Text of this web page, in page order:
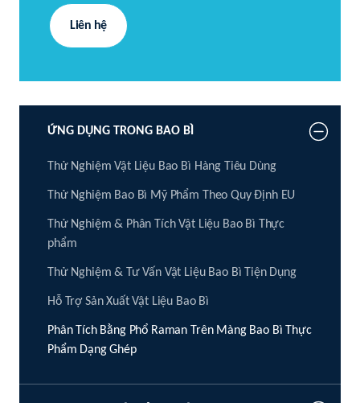
Liên hệ
ỨNG DỤNG TRONG BAO BÌ
Thử Nghiệm Vật Liệu Bao Bì Hàng Tiêu Dùng
Thử Nghiệm Bao Bì Mỹ Phẩm Theo Quy Định EU
Thử Nghiệm & Phân Tích Vật Liệu Bao Bì Thực
phẩm
Thử Nghiệm & Tư Vấn Vật Liệu Bao Bì Tiện Dụng
Hỗ Trợ Sản Xuất Vật Liệu Bao Bì
Phân Tích Bằng Phổ Raman Trên Màng Bao Bì Thực
Phẩm Dạng Ghép